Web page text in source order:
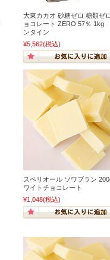
大東カカオ 砂糖ゼロ 糖類ゼ
ョコレート ZERO 57％ 1kg
ンタイン
¥5,562(税込)
スペリオール ソワブラン
ワイトチョコレート
¥1,048(税込)